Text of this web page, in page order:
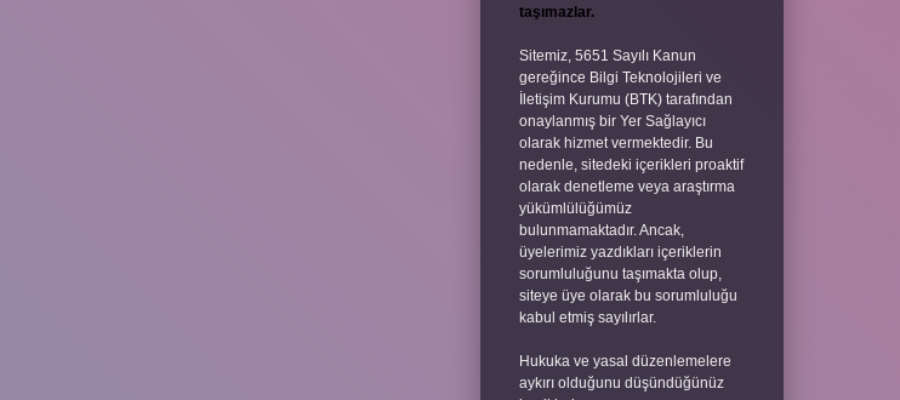
taşımazlar.
Sitemiz, 5651 Sayılı Kanun
gereğince Bilgi Teknolojileri ve
İletişim Kurumu (BTK) tarafından
onaylanmış bir Yer Sağlayıcı
olarak hizmet vermektedir. Bu
nedenle, sitedeki içerikleri proaktif
olarak denetleme veya araştırma
yükümlülüğümüz
bulunmamaktadır. Ancak,
üyelerimiz yazdıkları içeriklerin
sorumluluğunu taşımakta olup,
siteye üye olarak bu sorumluluğu
kabul etmiş sayılırlar.
Hukuka ve yasal düzenlemelere
aykırı olduğunu düşündüğünüz